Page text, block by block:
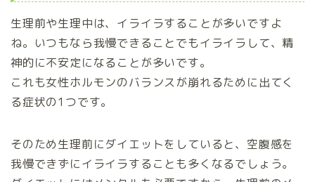
生理前や生理中は、イライラすることが多いですよ
ね。いつもなら我慢できることでもイライラして、精
神的に不安定になることが多いです。
これも女性ホルモンのバランスが崩れるために出てく
る症状の1つです。
そのため生理前にダイエットをしていると、空腹感を
我慢できずにイライラすることも多くなるでしょう。